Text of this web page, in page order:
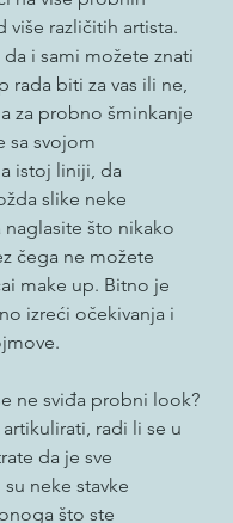
više različitih artista.
i sami možete znati
rada biti za vas ili ne,
za probno šminkanje
sa svojom
istoj liniji, da
slike neke
naglasite što nikako
čega ne možete
make up. Bitno je
izreći očekivanja i
ne sviđa probni look?
radi li se u
da je sve
neke stavke
što ste